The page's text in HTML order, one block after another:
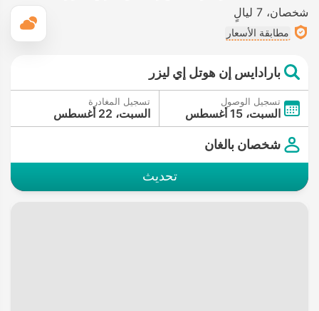
شخصان 7 ليالٍ
مطابقة الأسعار
بارادايس إن هوتل إي ليزر
تسجيل الوصول
السبت، 15 أغسطس
تسجيل المغادرة
السبت، 22 أغسطس
شخصان بالغان
تحديث